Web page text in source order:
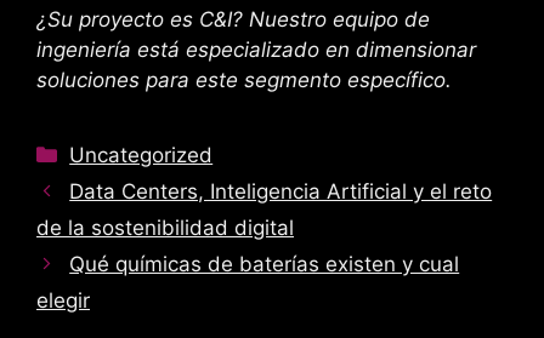
¿Su proyecto es C&I? Nuestro equipo de
ingeniería está especializado en dimensionar
soluciones para este segmento específico.
Categorías
Uncategorized
Data Centers, Inteligencia Artificial y el reto
de la sostenibilidad digital
Qué químicas de baterías existen y cual
elegir